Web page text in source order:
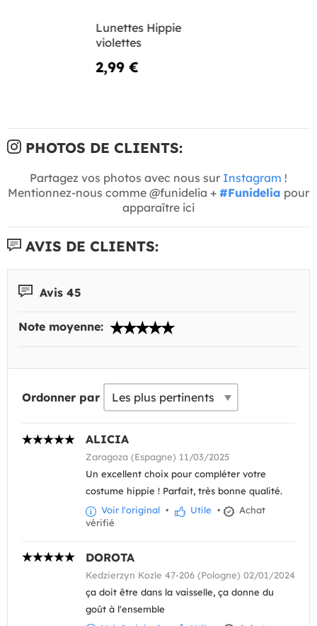
Lunettes Hippie
violettes
2,99 €
PHOTOS DE CLIENTS:
Partagez vos photos avec nous sur Instagram !
Mentionnez-nous comme @funidelia + #Funidelia pour
apparaître ici
AVIS DE CLIENTS:
Avis 45
Note moyenne:
Ordonner par
ALICIA
Zaragoza (Espagne) 11/03/2025
Un excellent choix pour compléter votre
costume hippie ! Parfait, très bonne qualité.
Voir l'original • Utile •
Achat
vérifié
DOROTA
Kedzierzyn Kozle 47-206 (Pologne) 02/01/2024
ça doit être dans la vaisselle, ça donne du
goût à l'ensemble